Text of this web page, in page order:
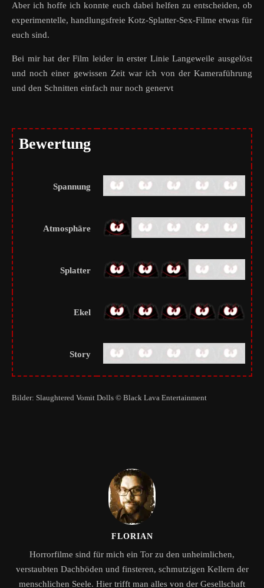
Aber ich hoffe ich konnte euch dabei helfen zu entscheiden, ob
experimentelle, handlungsfreie Kotz-Splatter-Sex-Filme etwas für
euch sind.
Bei mir hat der Film leider in erster Linie Langeweile ausgelöst
und noch einer gewissen Zeit war ich von der Kameraführung
und den Schnitten einfach nur noch genervt
Bewertung
Spannung
Atmosphäre
Splatter
Ekel
Story
Bilder: Slaughtered Vomit Dolls © Black Lava Entertainment
FLORIAN
Horrorfilme sind für mich ein Tor zu den unheimlichen,
verstaubten Dachböden und finsteren, schmutzigen Kellern der
menschlichen Seele. Hier trifft man alles von der Gesellschaft